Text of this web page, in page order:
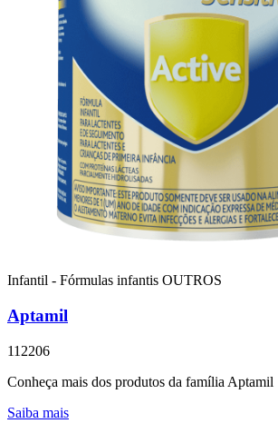
Infantil - Fórmulas infantis OUTROS
Aptamil
112206
Conheça mais dos produtos da família Aptamil
Saiba mais